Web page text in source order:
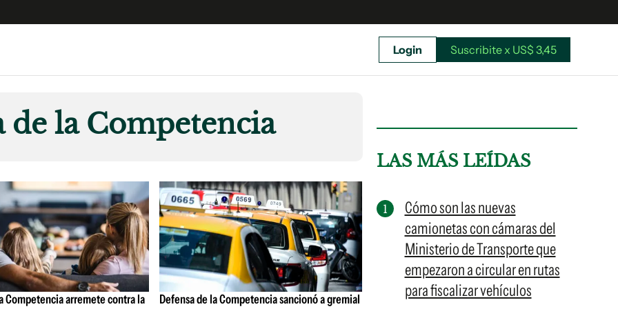
Unidos
Suscribite x US$ 3,45
Siguenos en:
Login Suscribite x US$ 3,45
de la Competencia
Competencia arremete contra la
Defensa de la Competencia sancionó a gremial
LAS MÁS LEÍDAS
Cómo son las nuevas
camionetas con cámaras del
Ministerio de Transporte que
empezaron a circular en rutas
para fiscalizar vehículos